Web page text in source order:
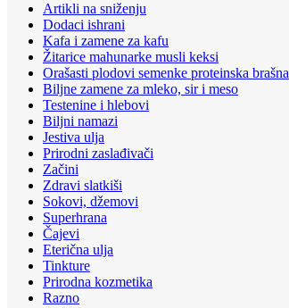
Artikli na sniženju
Dodaci ishrani
Kafa i zamene za kafu
Žitarice mahunarke musli keksi
Orašasti plodovi semenke proteinska brašna
Biljne zamene za mleko, sir i meso
Testenine i hlebovi
Biljni namazi
Jestiva ulja
Prirodni zaslađivači
Začini
Zdravi slatkiši
Sokovi, džemovi
Superhrana
Čajevi
Eterična ulja
Tinkture
Prirodna kozmetika
Razno